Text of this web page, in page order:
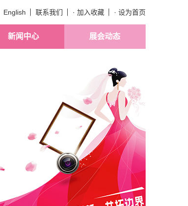
English 联系我们 · 加入收藏 · 设为首页
新闻中心 展会动态